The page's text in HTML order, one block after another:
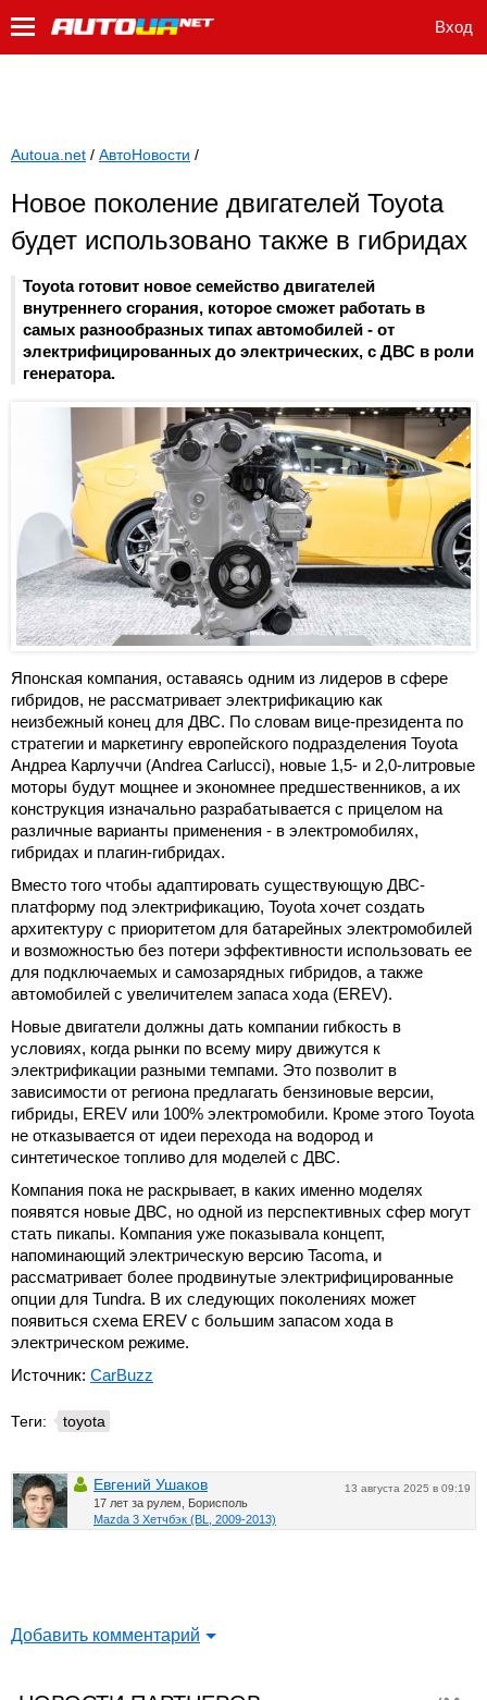
Вход
Autoua.net / АвтоНовости /
Новое поколение двигателей Toyota
будет использовано также в гибридах
Toyota готовит новое семейство двигателей
внутреннего сгорания, которое сможет работать в
самых разнообразных типах автомобилей - от
электрифицированных до электрических, с ДВС в роли
генератора.
Японская компания, оставаясь одним из лидеров в сфере
гибридов, не рассматривает электрификацию как
неизбежный конец для ДВС. По словам вице-президента по
стратегии и маркетингу европейского подразделения Toyota
Андреа Карлуччи (Andrea Carlucci), новые 1,5- и 2,0-литровые
моторы будут мощнее и экономнее предшественников, а их
конструкция изначально разрабатывается с прицелом на
различные варианты применения - в электромобилях,
гибридах и плагин-гибридах.
Вместо того чтобы адаптировать существующую ДВС-
платформу под электрификацию, Toyota хочет создать
архитектуру с приоритетом для батарейных электромобилей
и возможностью без потери эффективности использовать ее
для подключаемых и самозарядных гибридов, а также
автомобилей с увеличителем запаса хода (EREV).
Новые двигатели должны дать компании гибкость в
условиях, когда рынки по всему миру движутся к
электрификации разными темпами. Это позволит в
зависимости от региона предлагать бензиновые версии,
гибриды, EREV или 100% электромобили. Кроме этого Toyota
не отказывается от идеи перехода на водород и
синтетическое топливо для моделей с ДВС.
Компания пока не раскрывает, в каких именно моделях
появятся новые ДВС, но одной из перспективных сфер могут
стать пикапы. Компания уже показывала концепт,
напоминающий электрическую версию Tacoma, и
рассматривает более продвинутые электрифицированные
опции для Tundra. В их следующих поколениях может
появиться схема EREV с большим запасом хода в
электрическом режиме.
Источник: CarBuzz
Теги: toyota
13 августа 2025 в 09:19
Евгений Ушаков
17 лет за рулем, Борисполь
Mazda 3 Хетчбэк (BL, 2009-2013)
Добавить комментарий